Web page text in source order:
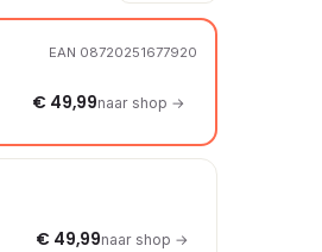
EAN 08720251677920
€ 49,99naar shop →
€ 49,99naar shop →